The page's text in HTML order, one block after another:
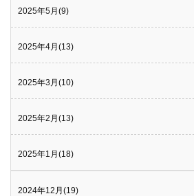
2025年5月(9)
2025年4月(13)
2025年3月(10)
2025年2月(13)
2025年1月(18)
2024年12月(19)